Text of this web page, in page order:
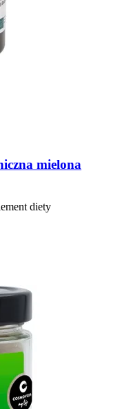
mielona
diety